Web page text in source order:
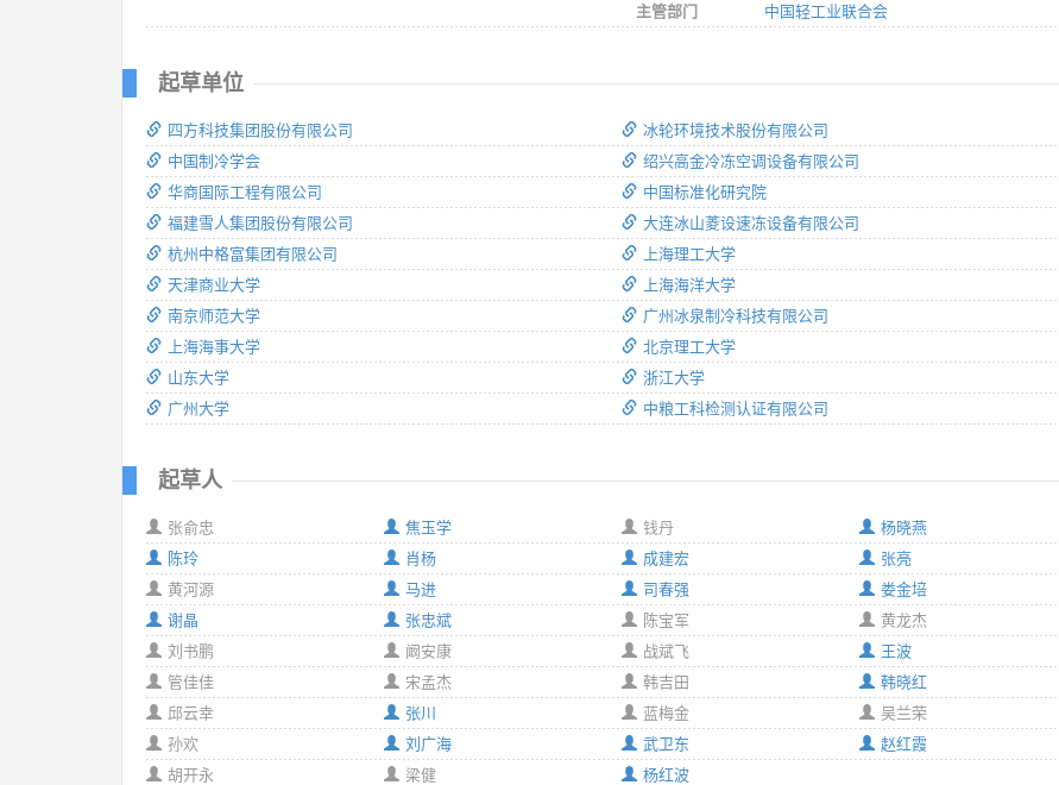
主管部门
中国轻工业联合会
起草单位
四方科技集团股份有限公司
中国制冷学会
华商国际工程有限公司
福建雪人集团股份有限公司
杭州中格富集团有限公司
天津商业大学
南京师范大学
上海海事大学
山东大学
广州大学
冰轮环境技术股份有限公司
绍兴高金冷冻空调设备有限公司
中国标准化研究院
大连冰山菱设速冻设备有限公司
上海理工大学
上海海洋大学
广州冰泉制冷科技有限公司
北京理工大学
浙江大学
中粮工科检测认证有限公司
起草人
张俞忠
焦玉学
陈玲
肖杨
黄河源
马进
谢晶
张忠斌
刘书鹏
阚安康
管佳佳
宋孟杰
邱云幸
张川
孙欢
刘广海
胡开永
梁健
钱丹
杨晓燕
成建宏
张亮
司春强
娄金培
陈宝军
黄龙杰
战斌飞
王波
韩吉田
韩晓红
蓝梅金
吴兰荣
武卫东
赵红霞
杨红波